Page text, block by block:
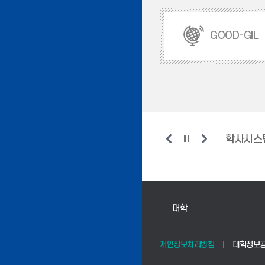
GOOD-GIL
웹메일 학사시스
대학
인문융합공공인재학부
법경영학부
개인정보처리방침 대학정보